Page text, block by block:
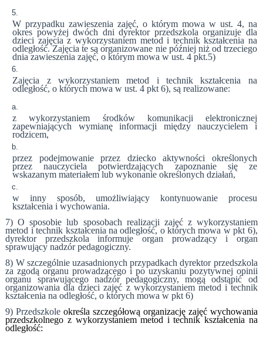
W przypadku zawieszenia zajęć, o którym mowa w ust. 4, na
okres powyżej dwóch dni dyrektor przedszkola organizuje dla
dzieci zajęcia z wykorzystaniem metod i technik kształcenia na
odległość. Zajęcia te są organizowane nie później niż od trzeciego
dnia zawieszenia zajęć, o którym mowa w ust. 4 pkt.5)
Zajęcia z wykorzystaniem metod i technik kształcenia na
odległość, o których mowa w ust. 4 pkt 6), są realizowane:
z wykorzystaniem środków komunikacji elektronicznej
zapewniających wymianę informacji między nauczycielem i
rodzicem,
przez podejmowanie przez dziecko aktywności określonych
przez nauczyciela potwierdzających zapoznanie się ze
wskazanym materiałem lub wykonanie określonych działań,
w inny sposób, umożliwiający kontynuowanie procesu
kształcenia i wychowania.
7) O sposobie lub sposobach realizacji zajęć z wykorzystaniem
metod i technik kształcenia na odległość, o których mowa w pkt 6),
dyrektor przedszkola informuje organ prowadzący i organ
sprawujący nadzór pedagogiczny.
8) W szczególnie uzasadnionych przypadkach dyrektor przedszkola
za zgodą organu prowadzącego i po uzyskaniu pozytywnej opinii
organu sprawującego nadzór pedagogiczny, mogą odstąpić od
organizowania dla dzieci zajęć z wykorzystaniem metod i technik
kształcenia na odległość, o których mowa w pkt 6)
9) Przedszkoleokreśla szczegółową organizację zajęć wychowania
przedszkolnego z wykorzystaniem metod i technik kształcenia na
odległość: